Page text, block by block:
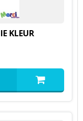
KLEUR